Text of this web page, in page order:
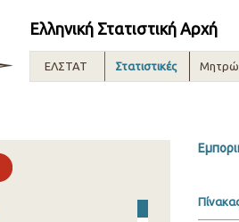
Ελληνική Στατιστική Αρχή
ΕΛΣΤΑΤ Στατιστικές